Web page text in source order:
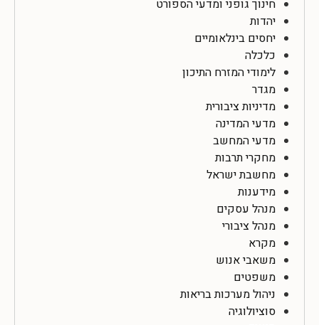
חינוך גופני ומדעי הספורט
יהדות
יחסים בינלאומיים
כלכלה
לימודי המזרח התיכון
מגדר
מדיניות ציבורית
מדעי המדינה
מדעי המחשב
מחקרי תרבות
מחשבת ישראל
מידענות
מנהל עסקים
מנהל ציבורי
מקרא
משאבי אנוש
משפטים
ניהול מערכות בריאות
סוציולוגיה